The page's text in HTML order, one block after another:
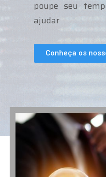
poupe seu
ajudar
Conheça os